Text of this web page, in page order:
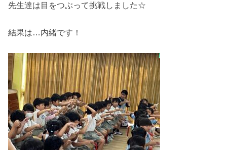
先生達は目をつぶって挑戦しました☆
結果は…内緒です！